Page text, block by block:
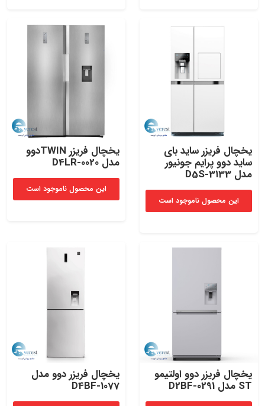
یخچال فریزر ساید بای
ساید دوو پرایم جونیور
مدل D5S-3133
این محصول ناموجود است
یخچال فریزر TWINدوو
مدل D4LR-0020
این محصول ناموجود است
یخچال‌ فریزر دوو اولتیمو
ST مدل D2BF-0291​
یخچال‌ فریزر دوو مدل
D4BF-1077